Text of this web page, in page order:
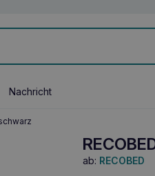
Nachricht
ab: RECOBED